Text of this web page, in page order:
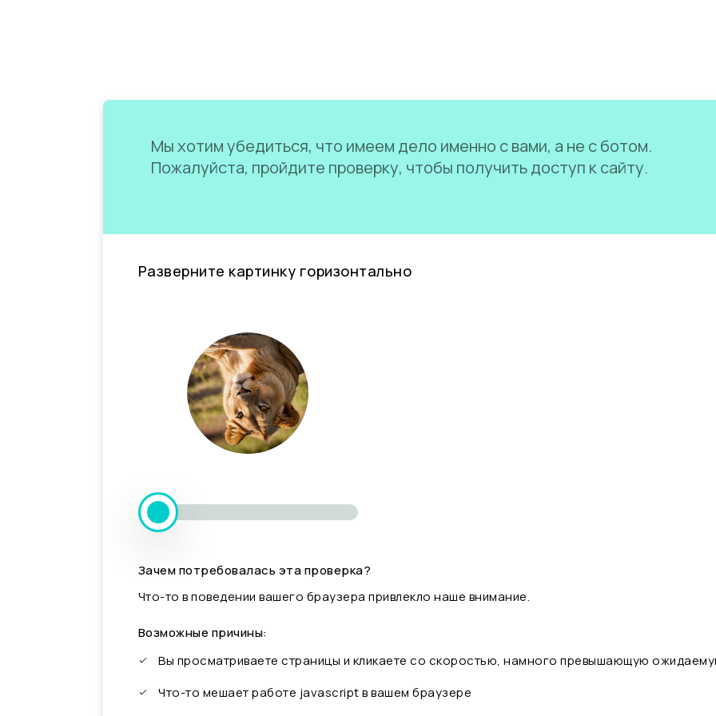
Мы хотим убедиться, что имеем дело именно с вами, а не с ботом.
Пожалуйста, пройдите проверку, чтобы получить доступ к сайту.
Разверните картинку горизонтально
Зачем потребовалась эта проверка?
Что-то в поведении вашего браузера привлекло наше внимание.
Возможные причины:
Вы просматриваете страницы и кликаете со скоростью, намного превышающую
Что-то мешает работе javascript в вашем браузере